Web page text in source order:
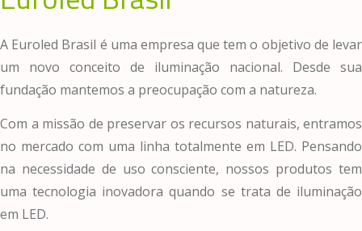
A Euroled Brasil é uma empresa que tem o objetivo de levar
um novo conceito de iluminação nacional. Desde sua
fundação mantemos a preocupação com a natureza.
Com a missão de preservar os recursos naturais, entramos
no mercado com uma linha totalmente em LED. Pensando
na necessidade de uso consciente, nossos produtos tem
uma tecnologia inovadora quando se trata de iluminação
em LED.